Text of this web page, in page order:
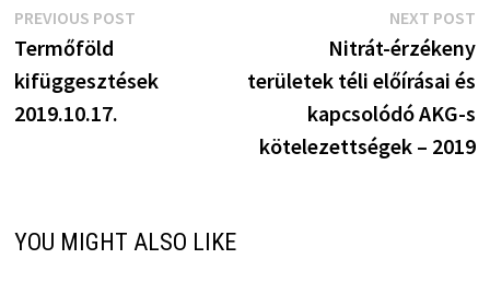
Bejegyzés
navigáció
PREVIOUS POSTPrevious
Termőföld
kifüggesztések
2019.10.17.
NEXT POST
Nitrát-érzékeny
területek téli előírásai és
kapcsolódó AKG-s
kötelezettségek – 2019
YOU MIGHT ALSO LIKE